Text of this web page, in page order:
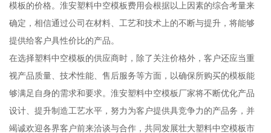
模板的价格。淮安塑料中空模板费用会根据以上因素的综合考量来
确定，相信通过公司在材料、工艺和技术上的不断与提升，将能够
提供给客户具性价比的产品。
在选择塑料中空模板的供应商时，除了关注价格外，客户还应当重
视产品质量、技术性能、售后服务等方面，以确保所购买的模板能
够满足自身的需求和要求。淮安塑料中空模板厂家将不断优化产品
设计、提升制造工艺水平，努力为客户提供具竞争力的产品务，并
竭诚欢迎各界客户前来洽谈与合作，共同发展壮大塑料中空模板市